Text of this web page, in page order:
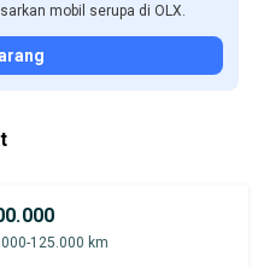
mobil serupa di OLX.
125.000 km